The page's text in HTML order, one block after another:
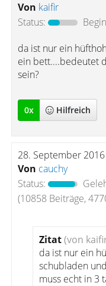
Von kaifir
Status:
da ist nur ein
ein bett....bedeutet
sein?
0x Hilfreich
28. September
Von cauchy
Status:
(10858 Beiträge,
Zitat(von
da ist nur ein
schubladen
muss echt in 3